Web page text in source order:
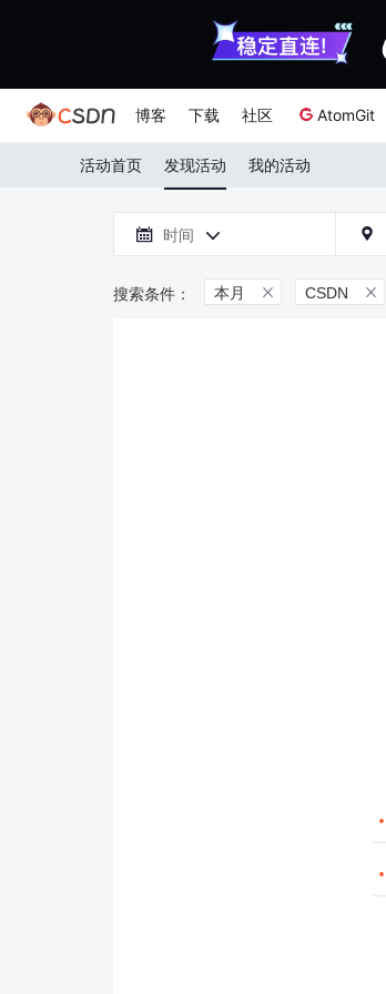
博客 下载 社区 AtomGit
活动首页 发现活动 我的活动
 时间  
本月  CSDN 

